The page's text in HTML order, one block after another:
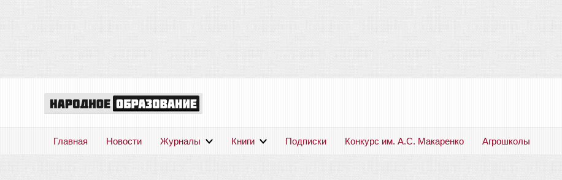
Главная Новости Журналы Книги Подписки Конкурс им. А.С. Макаренко Агрошколы